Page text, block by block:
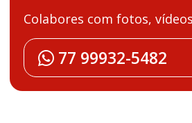
Colabores com fotos,
77 99932-5482